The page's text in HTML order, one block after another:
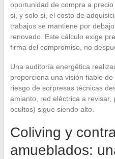
oportunidad de compra a
si, y solo si, el costo de
trabajos se mantiene por
renovado. Este cálculo exige
firma del compromiso, no
Una auditoría energética
proporciona una visión fiable
riesgo de sorpresas técnicas
amianto, red eléctrica a revisar,
ocultos) sigue siendo alto.
Coliving y
amueblados: